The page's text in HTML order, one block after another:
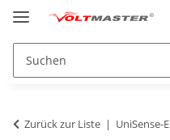
Zurück zur Liste UniSense-E